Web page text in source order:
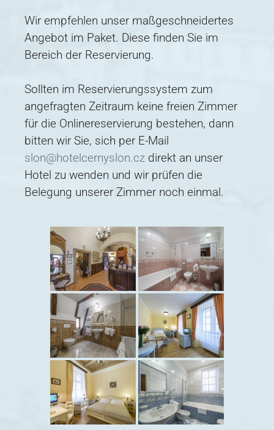
Wir empfehlen unser maßgeschneidertes
Angebot im Paket. Diese finden Sie im
Bereich der Reservierung.
Sollten im Reservierungssystem zum
angefragten Zeitraum keine freien Zimmer
für die Onlinereservierung bestehen, dann
bitten wir Sie, sich per E-Mail
slon@hotelcernyslon.cz direkt an unser
Hotel zu wenden und wir prüfen die
Belegung unserer Zimmer noch einmal.